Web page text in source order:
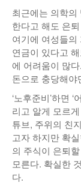
최근에는 의학의
한다고 해도 은
여기에 여성들
연금이 있다고
에 어려움이 많
돈으로 충당해야
‘노후준비’하면
리고 알게 모르
튜브, 주위의 친
고자 하지만 확
의 주식이 은퇴
모른다. 확실한
다.